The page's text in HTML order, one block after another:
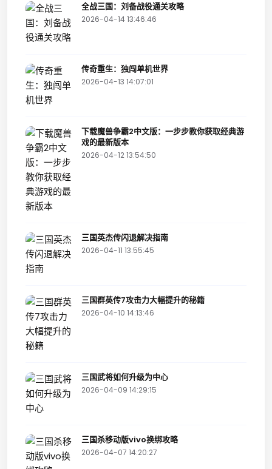
全战三国：刘备战役通关攻略
2026-04-14 13:46:46
传奇重生：独闯单机世界
2026-04-13 14:07:01
下载魔兽争霸2中文版：一步步教你获取经典游
戏的最新版本
2026-04-12 13:54:50
三国英杰传闪退解决指南
2026-04-11 13:55:45
三国群英传7攻击力大幅提升的秘籍
2026-04-10 14:13:46
三国武将如何升级为中心
2026-04-09 14:29:15
三国杀移动版vivo换绑攻略
2026-04-07 14:20:27